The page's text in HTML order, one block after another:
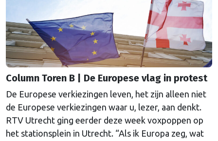
Column Toren B | De Europese vlag in protest
De Europese verkiezingen leven, het zijn alleen niet
de Europese verkiezingen waar u, lezer, aan denkt.
RTV Utrecht ging eerder deze week voxpoppen op
het stationsplein in Utrecht. “Als ik Europa zeg, wat